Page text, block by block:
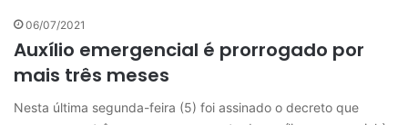
06/07/2021
Auxílio emergencial é prorrogado por
mais três meses
Nesta última segunda-feira (5) foi assinado o decreto que